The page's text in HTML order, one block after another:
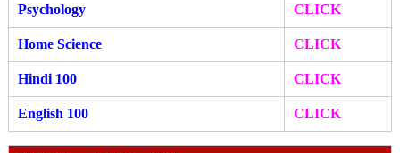
Psychology CLICK
Home Science CLICK
Hindi 100 CLICK
English 100 CLICK